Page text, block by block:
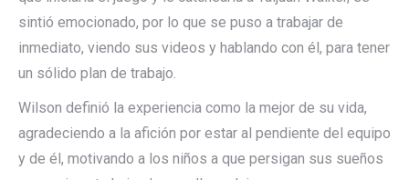
sintió emocionado, por lo que se puso a trabajar de
inmediato, viendo sus videos y hablando con él, para tener
un sólido plan de trabajo.
Wilson definió la experiencia como la mejor de su vida,
agradeciendo a la afición por estar al pendiente del equipo
y de él, motivando a los niños a que persigan sus sueños